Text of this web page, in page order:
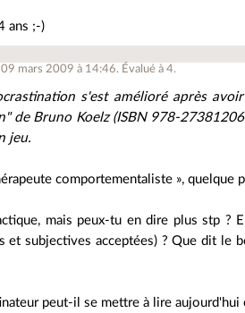
ans ;-)
09 mars 2009 à 14:46. Évalué à4.
s'est amélioré après
de Bruno Koelz (ISBN 978-
jeu.
comportementaliste »,
mais peux-tu en dire plus stp ?
et subjectives acceptées) ? Que dit le
peut-il se mettre à lire